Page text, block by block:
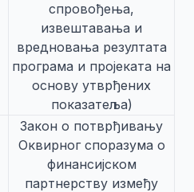
спровођења,
извештавања и
вредновања резултата
програма и пројеката на
основу утврђених
показатеља)
Закон о потврђивању
Оквирног споразума о
финансијском
партнерству између